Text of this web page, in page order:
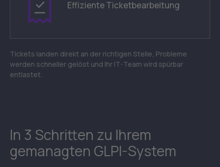
Effiziente Ticketbearbeitung
Tickets landen direkt an der richtigen Stelle, Probleme
werden schneller gelöst und Ihr IT-Team wird spürbar
entlastet.
In 3 Schritten zu Ihrem
gemanagten GLPI-System